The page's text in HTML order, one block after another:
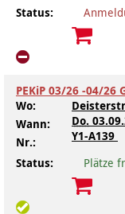
Krippe
Status:
PEKiP 03/26 -04/26
Wo:
Wann:
Do.
Nr.:
Y1-A139
Status:
Plätze